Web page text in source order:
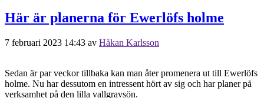
Här är planerna för Ewerlöfs holme
7 februari 2023 14:43 av Håkan Karlsson
Sedan är par veckor tillbaka kan man åter promenera ut till Ewerlöfs
holme. Nu har dessutom en intressent hört av sig och har planer på
verksamhet på den lilla vallgravsön.